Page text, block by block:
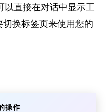
以直接在对话中显示工
换标签页来使用您的
操作